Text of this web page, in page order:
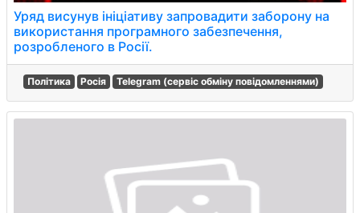
Уряд висунув ініціативу запровадити заборону на
використання програмного забезпечення,
розробленого в Росії.
Політика Росія Telegram (сервіс обміну повідомленнями)